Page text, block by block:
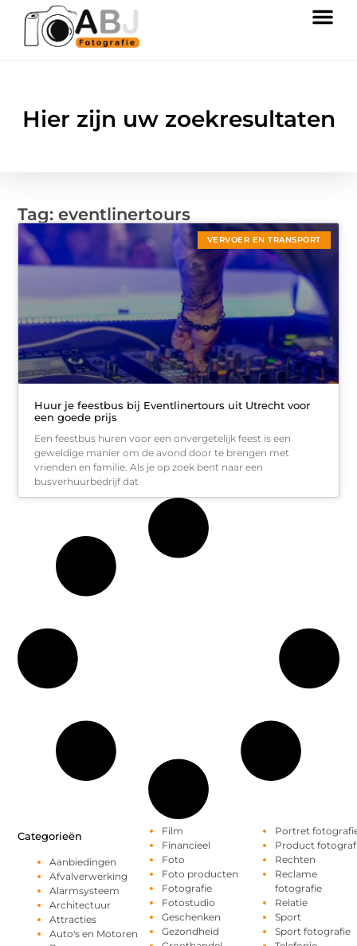
Hier zijn uw zoekresultaten
Tag: eventlinertours
VERVOER EN TRANSPORT
Huur je feestbus bij Eventlinertours uit Utrecht voor
een goede prijs
Een feestbus huren voor een onvergetelijk feest is een
geweldige manier om de avond door te brengen met
vrienden en familie. Als je op zoek bent naar een
busverhuurbedrijf dat
Categorieën
Aanbiedingen
Afvalverwerking
Alarmsysteem
Architectuur
Attracties
Auto's en Motoren
Film
Financieel
Foto
Foto producten
Fotografie
Fotostudio
Geschenken
Gezondheid
Portret
Product
Rechten
Reclame
fotografie
Relatie
Sport
Sport fotografie